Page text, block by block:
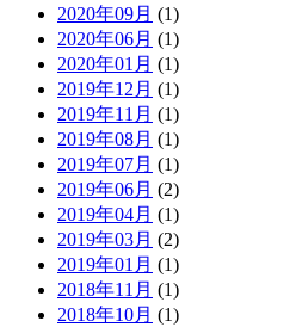
2020年09月 (1)
2020年06月 (1)
2020年01月 (1)
2019年12月 (1)
2019年11月 (1)
2019年08月 (1)
2019年07月 (1)
2019年06月 (2)
2019年04月 (1)
2019年03月 (2)
2019年01月 (1)
2018年11月 (1)
2018年10月 (1)